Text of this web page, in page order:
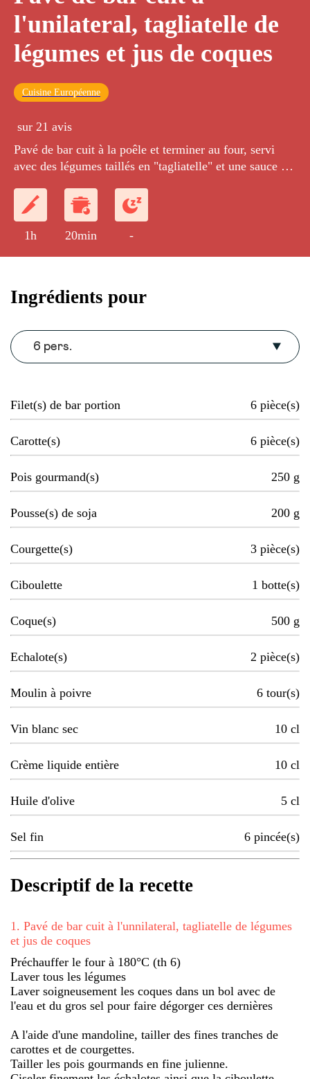
l'unilateral, tagliatelle de
légumes et jus de coques
Cuisine Européenne
sur 21 avis
Pavé de bar cuit à la poêle et terminer au four, servi
avec des légumes taillés en "tagliatelle" et une sauce à
1h 20min -
Ingrédients pour
6 pers.
Filet(s) de bar portion 6 pièce(s)
Carotte(s) 6 pièce(s)
Pois gourmand(s) 250 g
Pousse(s) de soja 200 g
Courgette(s) 3 pièce(s)
Ciboulette 1 botte(s)
Coque(s) 500 g
Echalote(s) 2 pièce(s)
Moulin à poivre 6 tour(s)
Vin blanc sec 10 cl
Crème liquide entière 10 cl
Huile d'olive 5 cl
Sel fin 6 pincée(s)
Descriptif de la recette
1 . Pavé de bar cuit à l'unnilateral, tagliatelle de légumes
et jus de coques
Préchauffer le four à 180°C (th 6)
Laver tous les légumes
Laver soigneusement les coques dans un bol avec de
l'eau et du gros sel pour faire dégorger ces dernières
A l'aide d'une mandoline, tailler des fines tranches de
carottes et de courgettes.
Tailler les pois gourmands en fine julienne.